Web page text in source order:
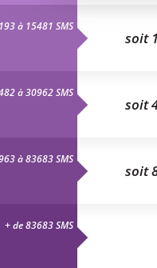
à 15481 SMS
soit
à 30962 SMS
soit
à 83683 SMS
soit
+ de 83683 SMS